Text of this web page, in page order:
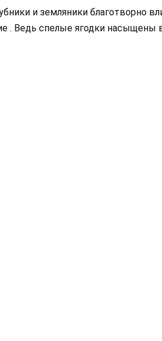
и земляники благотворно
. Ведь спелые ягодки насыщены